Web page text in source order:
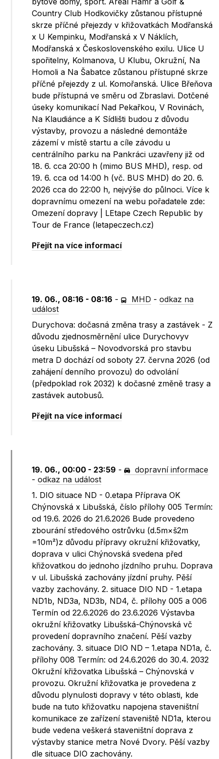
Country Club Hodkovičky zůstanou přístupné
skrze příčné přejezdy v křižovatkách Modřanská
x U Kempinku, Modřanská x V Náklích,
Modřanská x Československého exilu. Ulice U
spořitelny, Kolmanova, U Klubu, Okružní, Na
Homoli a Na Šabatce zůstanou přístupné skrze
příčné přejezdy z ul. Komořanská. Ulice Břeňova
bude přístupná ve směru od Zbraslavi. Dotčené
úseky komunikací Nad Pekařkou, V Rovinách,
Na Klaudiánce a K Sídlišti budou z důvodu
výstavby, provozu a následné demontáže
zázemí v místě startu a cíle závodu u
centrálního parku na Pankráci uzavřeny již od
18. 6. cca 20:00 h (mimo BUS MHD), resp. od
19. 6. cca od 14:00 h (vč. BUS MHD) do 20. 6.
2026 cca do 22:00 h, nejvýše do půlnoci. Více k
dopravnímu omezení na webu pořadatele zde:
Omezení dopravy | LEtape Czech Republic by
Tour de France (letapeczech.cz)
Přejít na více informací
19. 06., 08:16 - 08:16 - MHD -odkaz na
událost
Durychova: dočasná změna trasy a zastávek - Z
důvodu zjednosměrnění ulice Durychovyv
úseku Libušská – Novodvorská pro stavbu
metra D dochází od soboty 27. června 2026 (od
zahájení denního provozu) do odvolání
(předpoklad rok 2032) k dočasné změně trasy a
zastávek autobusů.
Přejít na více informací
19. 06., 00:00 - 23:59 -
dopravní informace
-odkaz na událost
1. DIO situace ND - 0.etapa Příprava OK
Chýnovská x Libušská, číslo přílohy 005 Termín:
od 19.6. 2026 do 21.6.2026 Bude provedeno
zbourání středového ostrůvku (d.5m×š2m
=10m²)z důvodu přípravy okružní křižovatky,
doprava v ulici Chýnovská svedena před
křižovatkou do jednoho jízdního pruhu. Doprava
v ul. Libušská zachovány jízdní pruhy. Pěší
vazby zachovány. 2. situace DIO ND - 1.etapa
ND1b, ND3a, ND3b, ND4, č. přílohy 005 a 006
Termín od 22.6.2026 do 23.6.2026 Výstavba
okružní křižovatky Libušská-Chýnovská vč
provedení dopravního značení. Pěší vazby
zachovány. 3. situace DIO ND – 1.etapa ND1a, č.
přílohy 008 Termín: od 24.6.2026 do 30.4. 2032
Okružní křižovatka Libušská – Chýnovská v
provozu. Okružní křižovatka je provedena z
důvodu plynulosti dopravy v této oblasti, kde
bude na tuto křižovatku napojena staveništní
komunikace ze zařízení staveniště ND1a, kterou
bude vedena veškerá staveništní doprava z
výstavby stanice metra Nové Dvory. Pěší vazby
dle situace DIO zachovány.